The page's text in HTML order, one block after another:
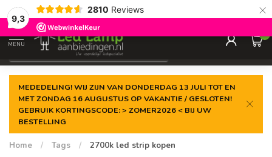
9,3
2810 Reviews ×
Gegarandeerde delaagste prijs
MENU
0
MEDEDELING! WIJ ZIJN VAN DONDERDAG 13 JULI TOT EN
MET ZONDAG 16 AUGUSTUS OP VAKANTIE / GESLOTEN!
GEBRUIK KORTINGSCODE: > ZOMER2026 < BIJ UW
BESTELLING
Home / Tags / 2700k led strip kopen